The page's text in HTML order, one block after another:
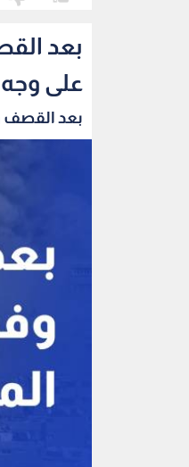
بعد
على وجه
بعد القصف